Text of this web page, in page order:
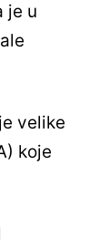
je u
velike
koje